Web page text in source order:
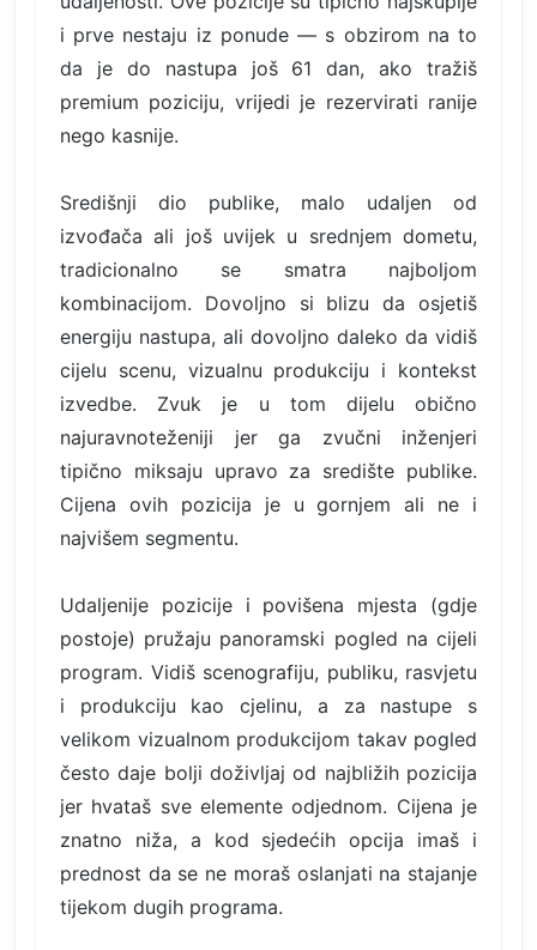
i prve nestaju iz ponude — s obzirom na to
da je do nastupa još 61 dan, ako tražiš
premium poziciju, vrijedi je rezervirati ranije
nego kasnije.
Središnji dio publike, malo udaljen od
izvođača ali još uvijek u srednjem dometu,
tradicionalno se smatra najboljom
kombinacijom. Dovoljno si blizu da osjetiš
energiju nastupa, ali dovoljno daleko da vidiš
cijelu scenu, vizualnu produkciju i kontekst
izvedbe. Zvuk je u tom dijelu obično
najuravnoteženiji jer ga zvučni inženjeri
tipično miksaju upravo za središte publike.
Cijena ovih pozicija je u gornjem ali ne i
najvišem segmentu.
Udaljenije pozicije i povišena mjesta (gdje
postoje) pružaju panoramski pogled na cijeli
program. Vidiš scenografiju, publiku, rasvjetu
i produkciju kao cjelinu, a za nastupe s
velikom vizualnom produkcijom takav pogled
često daje bolji doživljaj od najbližih pozicija
jer hvataš sve elemente odjednom. Cijena je
znatno niža, a kod sjedećih opcija imaš i
prednost da se ne moraš oslanjati na stajanje
tijekom dugih programa.